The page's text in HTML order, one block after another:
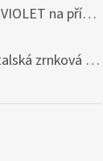
Faber Pro Deluxe VIOLET na přípravu E.S.E. POD espressa - profesionální kávovar + 600ks POD kávy
5 z 5 hvězdiček.
Prokafe GOLD - italská zrnková káva - Indie, Amerika
5 z 5 hvězdiček.